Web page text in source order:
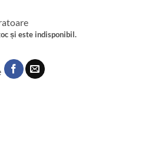
și este indisponibil.